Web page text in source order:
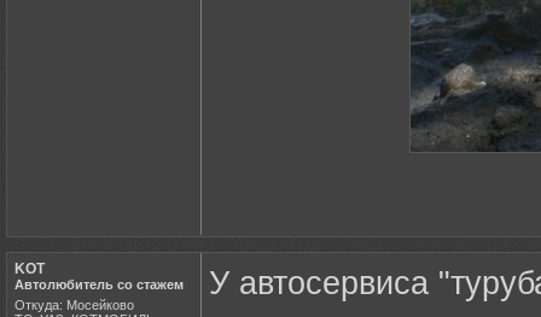
KOT
Автолюбитель со стажем
Откуда: Мосейково
У автосервиса